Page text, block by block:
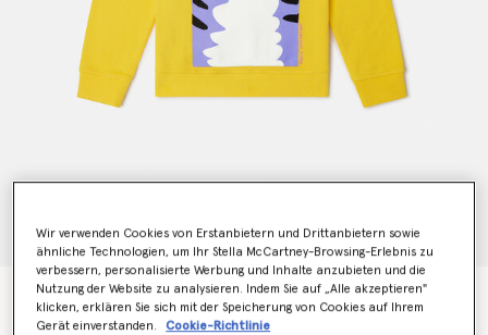
Sweatshirt mit Katzen-Grafik
Preis reduziert von
€80.00bis€48.00
Wir verwenden Cookies von Erstanbietern und Drittanbietern sowie
ähnliche Technologien, um Ihr Stella McCartney-Browsing-Erlebnis zu
verbessern, personalisierte Werbung und Inhalte anzubieten und die
Nutzung der Website zu analysieren. Indem Sie auf „Alle akzeptieren"
klicken, erklären Sie sich mit der Speicherung von Cookies auf Ihrem
Gerät einverstanden.
Cookie-Richtlinie